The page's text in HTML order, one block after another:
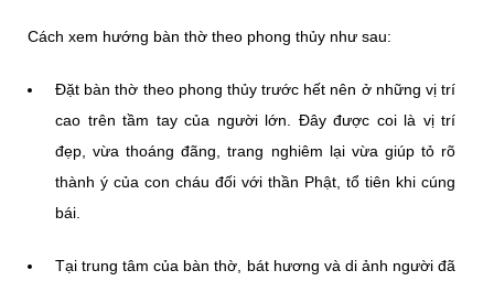
Cách xem hướng bàn thờ theo phong thủy như sau:
Đặt bàn thờ theo phong thủy trước hết nên ở những vị trí
cao trên tầm tay của người lớn. Đây được coi là vị trí
đẹp, vừa thoáng đãng, trang nghiêm lại vừa giúp tỏ rõ
thành ý của con cháu đối với thần Phật, tổ tiên khi cúng
bái.
Tại trung tâm của bàn thờ, bát hương và di ảnh người đã